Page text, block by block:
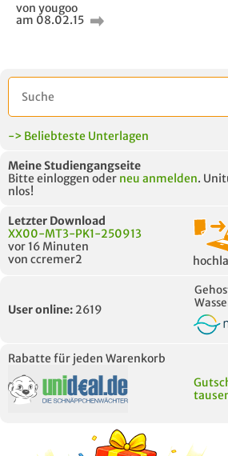
von yougoo
am 08.02.15
-> Beliebteste Unterlagen
Meine Studiengangseite
Bitte einloggen oder neu anmelden.
nlos!
Letzter Download
XX00-MT3-PK1-250913
vor 16 Minuten
von ccremer2
User online: 2619
Rabatte für jeden Warenkorb